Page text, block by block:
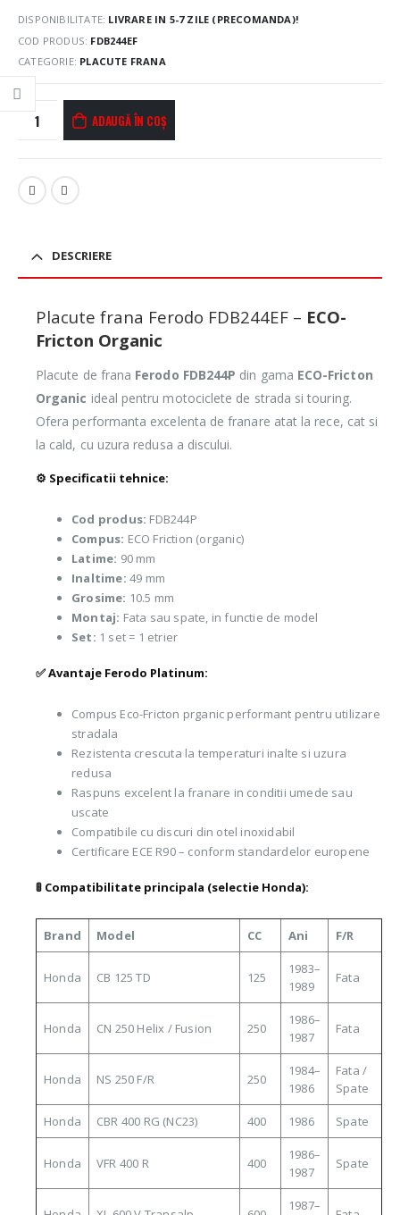
DISPONIBILITATE: LIVRARE IN 5-7 ZILE (PRECOMANDA)!
COD PRODUS: FDB244EF
CATEGORIE: PLACUTE FRANA
ADAUGĂ ÎN COȘ
DESCRIERE
Placute frana Ferodo FDB244EF – ECO-
Fricton Organic
Placute de frana Ferodo FDB244P din gama ECO-Fricton
Organic ideal pentru motociclete de strada si touring.
Ofera performanta excelenta de franare atat la rece, cat si
la cald, cu uzura redusa a discului.
⚙️ Specificatii tehnice:
Cod produs: FDB244P
Compus: ECO Friction (organic)
Latime: 90 mm
Inaltime: 49 mm
Grosime: 10.5 mm
Montaj: Fata sau spate, in functie de model
Set: 1 set = 1 etrier
✅ Avantaje Ferodo Platinum:
Compus Eco-Fricton prganic performant pentru utilizare
stradala
Rezistenta crescuta la temperaturi inalte si uzura
redusa
Raspuns excelent la franare in conditii umede sau
uscate
Compatibile cu discuri din otel inoxidabil
Certificare ECE R90 – conform standardelor europene
🚦 Compatibilitate principala (selectie Honda):
Brand Model CC Ani F/R
Honda CB 125 TD 125
1983–
1989
Fata
Honda CN 250 Helix / Fusion 250
1986–
1987
Fata
Honda NS 250 F/R 250
1984–
1986
Fata /
Spate
Honda CBR 400 RG (NC23) 400 1986 Spate
Honda VFR 400 R 400
1986–
1987
Spate
1987–